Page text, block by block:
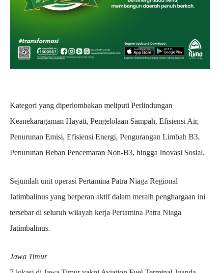
Kategori yang diperlombakan meliputi Perlindungan
Keanekaragaman Hayati, Pengelolaan Sampah, Efisiensi Air,
Penurunan Emisi, Efisiensi Energi, Pengurangan Limbah B3,
Penurunan Beban Pencemaran Non-B3, hingga Inovasi Sosial.
Sejumlah unit operasi Pertamina Patra Niaga Regional
Jatimbalinus yang berperan aktif dalam meraih penghargaan ini
tersebar di seluruh wilayah kerja Pertamina Patra Niaga
Jatimbalinus.
Jawa Timur